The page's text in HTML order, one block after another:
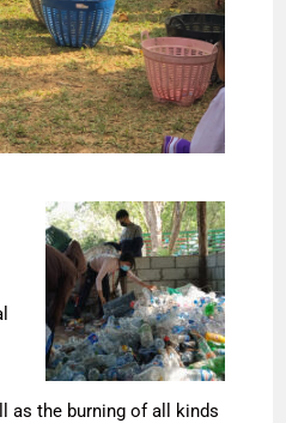
as the burning of all kinds